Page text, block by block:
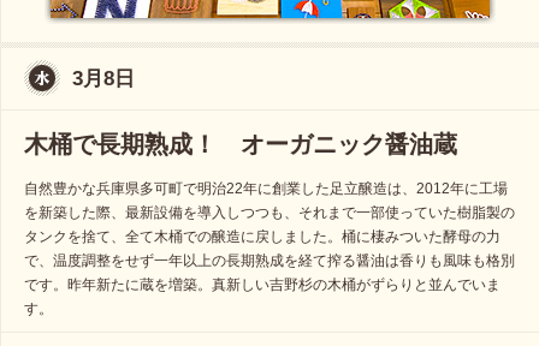
3月8日
木桶で長期熟成！ オーガニック醤油蔵
自然豊かな兵庫県多可町で明治22年に創業した足立醸造は、2012年に工場
を新築した際、最新設備を導入しつつも、それまで一部使っていた樹脂製の
タンクを捨て、全て木桶での醸造に戻しました。桶に棲みついた酵母の力
で、温度調整をせず一年以上の長期熟成を経て搾る醤油は香りも風味も格別
です。昨年新たに蔵を増築。真新しい吉野杉の木桶がずらりと並んでいま
す。